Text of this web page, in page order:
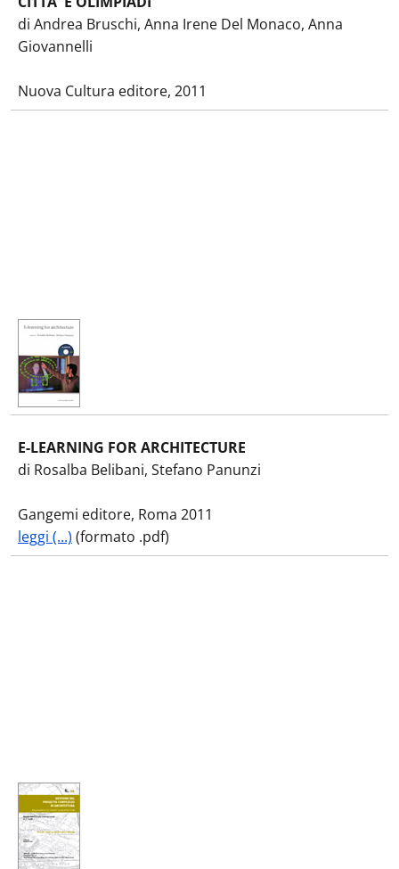
di Andrea Bruschi, Anna Irene Del Monaco, Anna
Giovannelli
Nuova Cultura editore, 2011
E-LEARNING FOR ARCHITECTURE
di Rosalba Belibani, Stefano Panunzi
Gangemi editore, Roma 2011
leggi (...) (formato .pdf)